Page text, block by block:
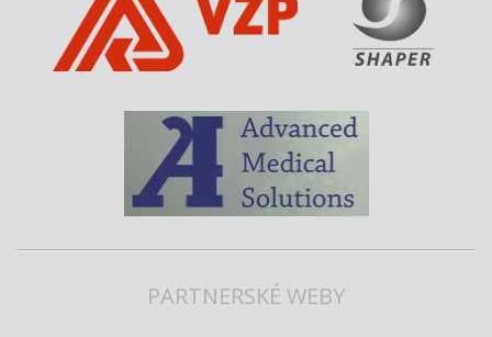
PARTNERSKÉ WEBY